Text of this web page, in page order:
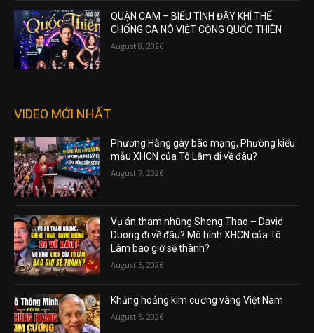
QUẬN CAM – BIỂU TÌNH ĐẦY KHÍ THẾ
CHỐNG CA NÔ VIỆT CỘNG QUỐC THIÊN
August 8, 2026
VIDEO MỚI NHẤT
Phương Hằng gây bão mạng, Phường kiểu
mẫu XHCN của Tô Lâm đi về đâu?
August 7, 2026
Vụ án tham nhũng Sheng Thao – David
Duong đi về đâu? Mô hình XHCN của Tô
Lâm bao giờ sẽ thành?
August 5, 2026
Khủng hoảng kim cương vàng Việt Nam
August 5, 2026